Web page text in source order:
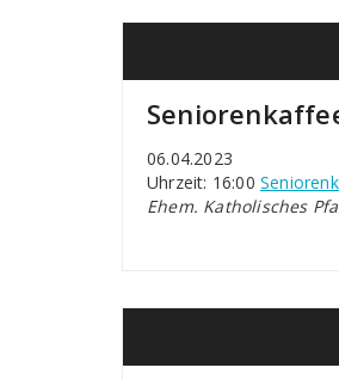
06.04.2023
Uhrzeit: 16:00
Ehem. Katholisches